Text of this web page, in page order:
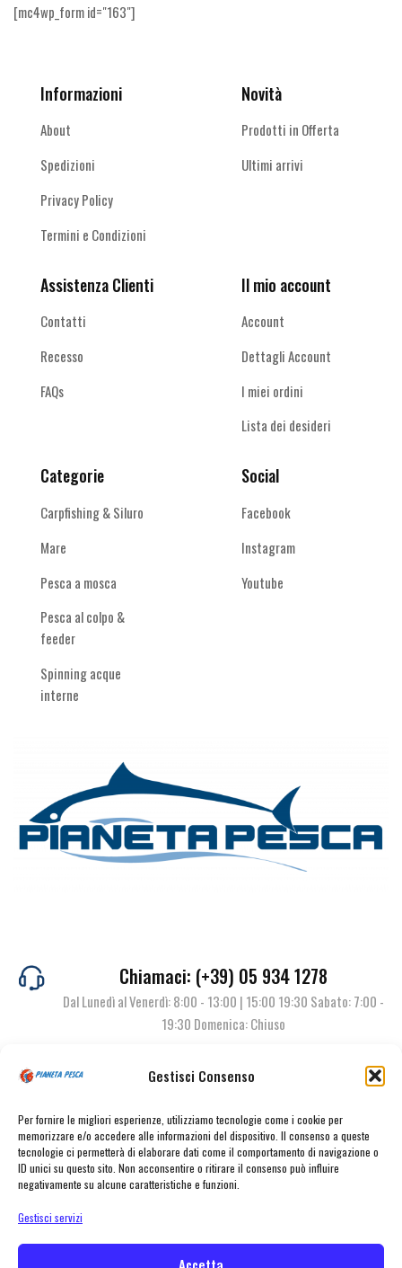
Gestisci Consenso
Per fornire le migliori esperienze, utilizziamo tecnologie come i cookie per
memorizzare e/o accedere alle informazioni del dispositivo. Il consenso a queste
tecnologie ci permetterà di elaborare dati come il comportamento di navigazione o
ID unici su questo sito. Non acconsentire o ritirare il consenso può influire
negativamente su alcune caratteristiche e funzioni.
Gestisci servizi
Accetta
[mc4wp_form id="163"]
Informazioni
About
Spedizioni
Privacy Policy
Termini e Condizioni
Novità
Prodotti in Offerta
Ultimi arrivi
Assistenza Clienti
Contatti
Recesso
FAQs
Il mio account
Account
Dettagli Account
I miei ordini
Lista dei desideri
Categorie
Carpfishing & Siluro
Mare
Pesca a mosca
Pesca al colpo &
feeder
Spinning acque
interne
Social
Facebook
Instagram
Youtube
Chiamaci: (+39) 05 934 1278
Dal Lunedì al Venerdì: 8:00 - 13:00 | 15:00 19:30 Sabato: 7:00 -
19:30 Domenica: Chiuso